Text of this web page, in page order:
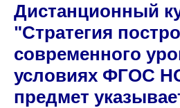
Дистанционный
"Стратегия
современного
условиях ФГОС
предмет